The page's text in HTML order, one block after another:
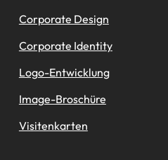
Corporate Design
Corporate Identity
Logo-Entwicklung
Image-Broschüre
Visitenkarten